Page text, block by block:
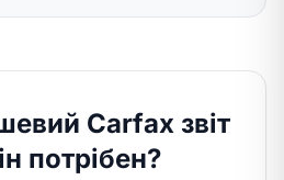
Carfax звіт
потрібен?